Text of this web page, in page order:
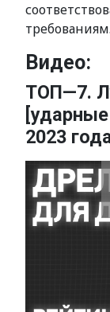
требованиям.
Видео:
ТОП—7.
2023